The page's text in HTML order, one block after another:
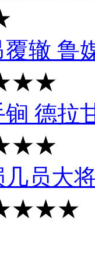
覆辙 鲁
德拉
员大